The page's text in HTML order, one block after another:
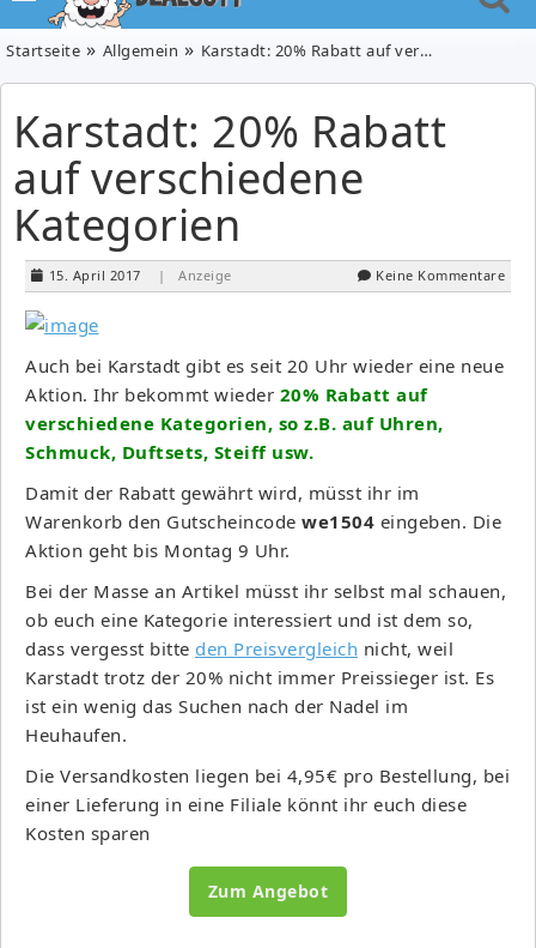
Startseite Allgemein Karstadt: 20% Rabatt auf verschiedene Kategorien
Karstadt: 20% Rabatt
auf verschiedene
Kategorien
15. April 2017 | Anzeige Keine Kommentare
Auch bei Karstadt gibt es seit 20 Uhr wieder eine neue
Aktion. Ihr bekommt wieder 20% Rabatt auf
verschiedene Kategorien, so z.B. auf Uhren,
Schmuck, Duftsets, Steiff usw.
Damit der Rabatt gewährt wird, müsst ihr im
Warenkorb den Gutscheincode we1504 eingeben. Die
Aktion geht bis Montag 9 Uhr.
Bei der Masse an Artikel müsst ihr selbst mal schauen,
ob euch eine Kategorie interessiert und ist dem so,
dass vergesst bitte den Preisvergleich nicht, weil
Karstadt trotz der 20% nicht immer Preissieger ist. Es
ist ein wenig das Suchen nach der Nadel im
Heuhaufen.
Die Versandkosten liegen bei 4,95€ pro Bestellung, bei
einer Lieferung in eine Filiale könnt ihr euch diese
Kosten sparen
Zum Angebot